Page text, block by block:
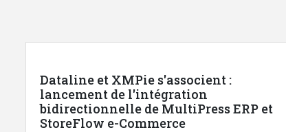
Dataline et XMPie s'associent :
lancement de l'intégration
bidirectionnelle de MultiPress ERP et
StoreFlow e-Commerce